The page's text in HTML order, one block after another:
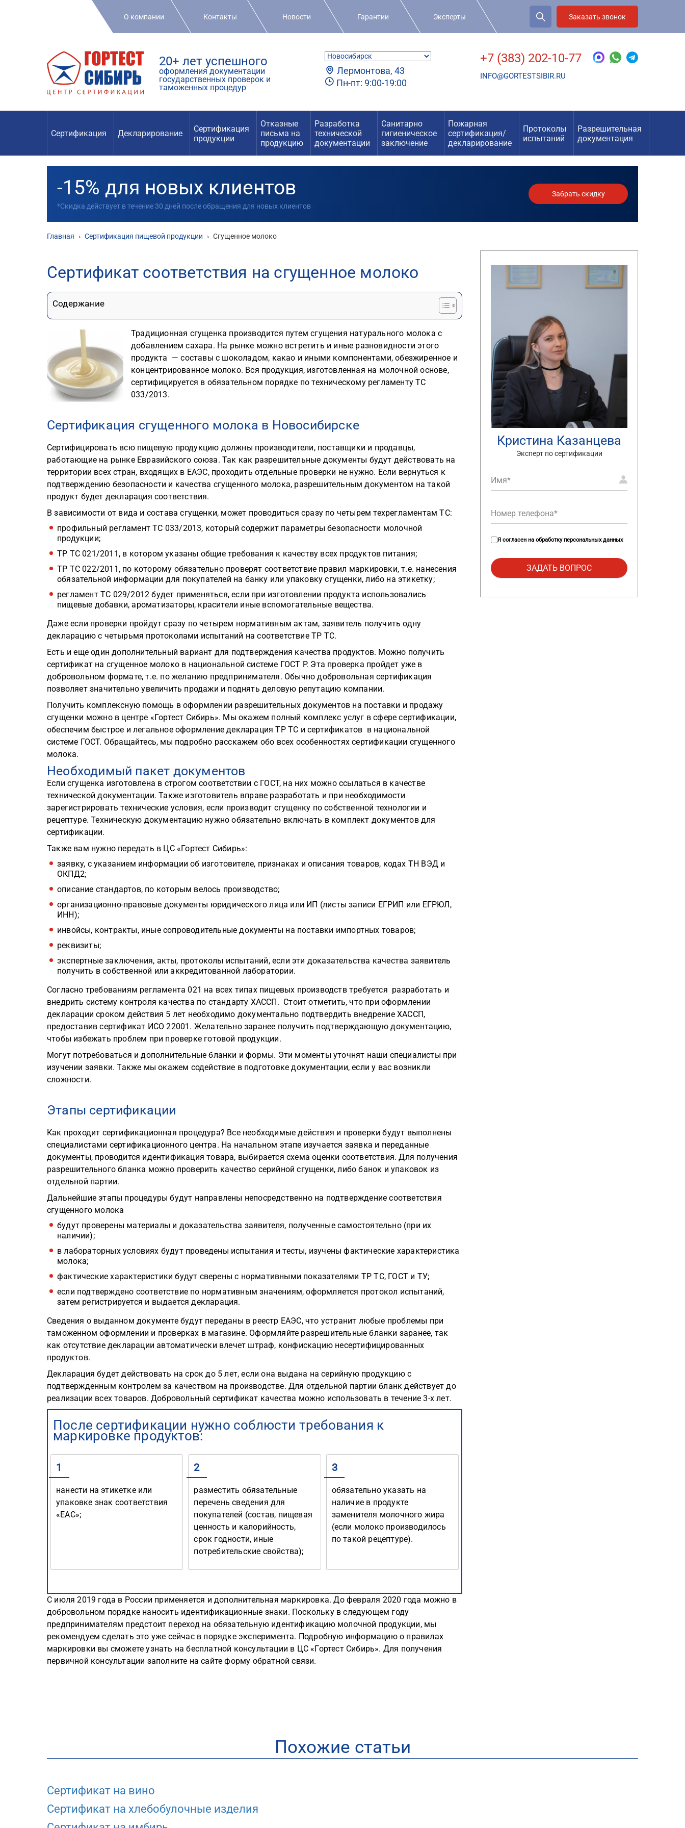
О компании Контакты Новости Гарантии Эксперты Заказать звонок
20+ лет успешного
оформления документации
государственных проверок и
таможенных процедур
Лермонтова, 43
Пн-пт: 9:00-19:00
+7 (383) 202-10-77
INFO@GORTESTSIBIR.RU
Сертификация Декларирование
Сертификация
продукции
Отказные
письма на
продукцию
Разработка
технической
документации
Санитарно
гигиеническое
заключение
Пожарная
сертификация/
декларирование
Протоколы
испытаний
Разрешительная
документация
-15% для новых клиентов
*Скидка действует в течение 30 дней после обращения для новых клиентов
Забрать скидку
Главная › Сертификация пищевой продукции › Сгущенное молоко
Сертификат соответствия на сгущенное молоко
Содержание
Традиционная сгущенка производится путем сгущения натурального молока с
добавлением сахара. На рынке можно встретить и иные разновидности этого
продукта — составы с шоколадом, какао и иными компонентами, обезжиренное и
концентрированное молоко. Вся продукция, изготовленная на молочной основе,
сертифицируется в обязательном порядке по техническому регламенту ТС
033/2013.
Сертификация сгущенного молока в Новосибирске
Сертифицировать всю пищевую продукцию должны производители, поставщики и продавцы,
работающие на рынке Евразийского союза. Так как разрешительные документы будут действовать на
территории всех стран, входящих в ЕАЭС, проходить отдельные проверки не нужно. Если вернуться к
подтверждению безопасности и качества сгущенного молока, разрешительным документом на такой
продукт будет декларация соответствия.
В зависимости от вида и состава сгущенки, может проводиться сразу по четырем техрегламентам ТС:
профильный регламент ТС 033/2013, который содержит параметры безопасности молочной
продукции;
ТР ТС 021/2011, в котором указаны общие требования к качеству всех продуктов питания;
ТР ТС 022/2011, по которому обязательно проверят соответствие правил маркировки, т.е. нанесения
обязательной информации для покупателей на банку или упаковку сгущенки, либо на этикетку;
регламент ТС 029/2012 будет применяться, если при изготовлении продукта использовались
пищевые добавки, ароматизаторы, красители иные вспомогательные вещества.
Даже если проверки пройдут сразу по четырем нормативным актам, заявитель получить одну
декларацию с четырьмя протоколами испытаний на соответствие ТР ТС.
Есть и еще один дополнительный вариант для подтверждения качества продуктов. Можно получить
сертификат на сгущенное молоко в национальной системе ГОСТ Р. Эта проверка пройдет уже в
добровольном формате, т.е. по желанию предпринимателя. Обычно добровольная сертификация
позволяет значительно увеличить продажи и поднять деловую репутацию компании.
Получить комплексную помощь в оформлении разрешительных документов на поставки и продажу
сгущенки можно в центре «Гортест Сибирь». Мы окажем полный комплекс услуг в сфере сертификации,
обеспечим быстрое и легальное оформление декларация ТР ТС и сертификатов в национальной
системе ГОСТ. Обращайтесь, мы подробно расскажем обо всех особенностях сертификации сгущенного
молока.
Необходимый пакет документов
Если сгущенка изготовлена в строгом соответствии с ГОСТ, на них можно ссылаться в качестве
технической документации. Также изготовитель вправе разработать и при необходимости
зарегистрировать технические условия, если производит сгущенку по собственной технологии и
рецептуре. Техническую документацию нужно обязательно включать в комплект документов для
сертификации.
Также вам нужно передать в ЦС «Гортест Сибирь»:
заявку, с указанием информации об изготовителе, признаках и описания товаров, кодах ТН ВЭД и
ОКПД2;
описание стандартов, по которым велось производство;
организационно-правовые документы юридического лица или ИП (листы записи ЕГРИП или ЕГРЮЛ,
ИНН);
инвойсы, контракты, иные сопроводительные документы на поставки импортных товаров;
реквизиты;
экспертные заключения, акты, протоколы испытаний, если эти доказательства качества заявитель
получить в собственной или аккредитованной лаборатории.
Согласно требованиям регламента 021 на всех типах пищевых производств требуется разработать и
внедрить систему контроля качества по стандарту ХАССП. Стоит отметить, что при оформлении
декларации сроком действия 5 лет необходимо документально подтвердить внедрение ХАССП,
предоставив сертификат ИСО 22001. Желательно заранее получить подтверждающую документацию,
чтобы избежать проблем при проверке готовой продукции.
Могут потребоваться и дополнительные бланки и формы. Эти моменты уточнят наши специалисты при
изучении заявки. Также мы окажем содействие в подготовке документации, если у вас возникли
сложности.
Этапы сертификации
Как проходит сертификационная процедура? Все необходимые действия и проверки будут выполнены
специалистами сертификационного центра. На начальном этапе изучается заявка и переданные
документы, проводится идентификация товара, выбирается схема оценки соответствия. Для получения
разрешительного бланка можно проверить качество серийной сгущенки, либо банок и упаковок из
отдельной партии.
Дальнейшие этапы процедуры будут направлены непосредственно на подтверждение соответствия
сгущенного молока
будут проверены материалы и доказательства заявителя, полученные самостоятельно (при их
наличии);
в лабораторных условиях будут проведены испытания и тесты, изучены фактические характеристика
молока;
фактические характеристики будут сверены с нормативными показателями ТР ТС, ГОСТ и ТУ;
если подтверждено соответствие по нормативным значениям, оформляется протокол испытаний,
затем регистрируется и выдается декларация.
Сведения о выданном документе будут переданы в реестр ЕАЭС, что устранит любые проблемы при
таможенном оформлении и проверках в магазине. Оформляйте разрешительные бланки заранее, так
как отсутствие декларации автоматически влечет штраф, конфискацию несертифицированных
продуктов.
Декларация будет действовать на срок до 5 лет, если она выдана на серийную продукцию с
подтвержденным контролем за качеством на производстве. Для отдельной партии бланк действует до
реализации всех товаров. Добровольный сертификат качества можно использовать в течение 3-х лет.
После сертификации нужно соблюсти требования к
маркировке продуктов:
1
нанести на этикетке или
упаковке знак соответствия
«ЕАС»;
2
разместить обязательные
перечень сведения для
покупателей (состав, пищевая
ценность и калорийность,
срок годности, иные
потребительские свойства);
3
обязательно указать на
наличие в продукте
заменителя молочного жира
(если молоко производилось
по такой рецептуре).
С июля 2019 года в России применяется и дополнительная маркировка. До февраля 2020 года можно в
добровольном порядке наносить идентификационные знаки. Поскольку в следующем году
предпринимателям предстоит переход на обязательную идентификацию молочной продукции, мы
рекомендуем сделать это уже сейчас в порядке эксперимента. Подробную информацию о правилах
маркировки вы сможете узнать на бесплатной консультации в ЦС «Гортест Сибирь». Для получения
первичной консультации заполните на сайте форму обратной связи.
Кристина Казанцева
Эксперт по сертификации
Я согласен на обработку персональных данных
Похожие статьи
Сертификат на вино
Сертификат на хлебобулочные изделия